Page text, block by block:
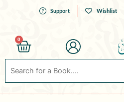
Support Wishlist
0
Cart